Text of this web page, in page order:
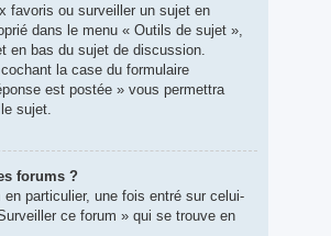
favoris ou surveiller un sujet en
dans le menu « Outils de sujet »,
en bas du sujet de discussion.
la case du formulaire
est postée » vous permettra
sujet.
forums ?
en particulier, une fois entré sur celui-
ce forum » qui se trouve en